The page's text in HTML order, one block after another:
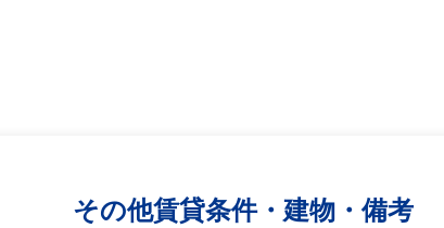
その他賃貸条件・建物・備考